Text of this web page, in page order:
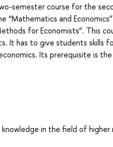
semester course for the
“Mathematics and
for Economists”. This
It has to give students skills
Its prerequisite is
in the field of